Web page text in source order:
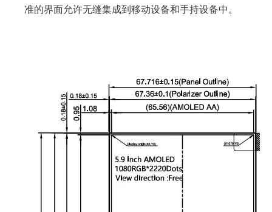
准的界面允许无缝集成到移动设备和手持设备中。